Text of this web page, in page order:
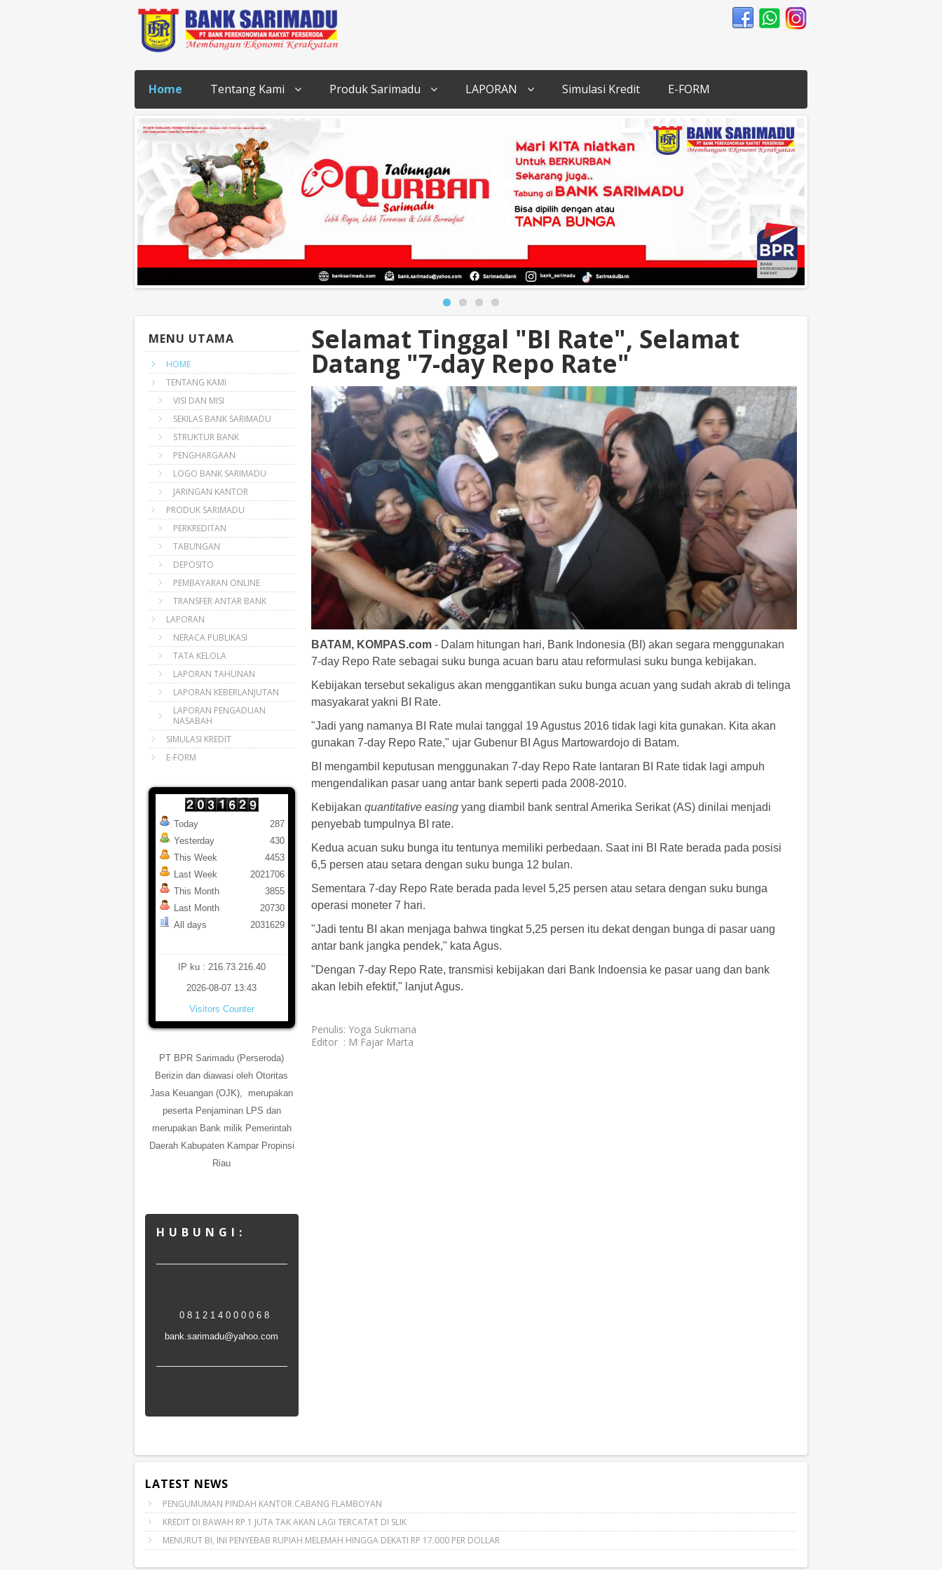
Home Tentang Kami Produk Sarimadu LAPORAN Simulasi Kredit E-FORM
MENU UTAMA
HOME
TENTANG KAMI
VISI DAN MISI
SEKILAS BANK SARIMADU
STRUKTUR BANK
PENGHARGAAN
LOGO BANK SARIMADU
JARINGAN KANTOR
PRODUK SARIMADU
PERKREDITAN
TABUNGAN
DEPOSITO
PEMBAYARAN ONLINE
TRANSFER ANTAR BANK
LAPORAN
NERACA PUBLIKASI
TATA KELOLA
LAPORAN TAHUNAN
LAPORAN KEBERLANJUTAN
LAPORAN PENGADUAN
NASABAH
SIMULASI KREDIT
E-FORM
Today
Yesterday
This Week
Last Week
This Month
Last Month
All days
287
430
4453
2021706
3855
20730
2031629
IP ku : 216.73.216.40
2026-08-07 13:43
Visitors Counter
PT BPR Sarimadu (Perseroda)
Berizin dan diawasi oleh Otoritas
Jasa Keuangan (OJK), merupakan
peserta Penjaminan LPS dan
merupakan Bank milik Pemerintah
Daerah Kabupaten Kampar Propinsi
Riau
H U B U N G I :
0 8 1 2 1 4 0 0 0 0 6 8
bank.sarimadu@yahoo.com
Selamat Tinggal "BI Rate", Selamat
Datang "7-day Repo Rate"
BATAM, KOMPAS.com - Dalam hitungan hari, Bank Indonesia (BI) akan segara menggunakan
7-day Repo Rate sebagai suku bunga acuan baru atau reformulasi suku bunga kebijakan.
Kebijakan tersebut sekaligus akan menggantikan suku bunga acuan yang sudah akrab di telinga
masyakarat yakni BI Rate.
"Jadi yang namanya BI Rate mulai tanggal 19 Agustus 2016 tidak lagi kita gunakan. Kita akan
gunakan 7-day Repo Rate," ujar Gubenur BI Agus Martowardojo di Batam.
BI mengambil keputusan menggunakan 7-day Repo Rate lantaran BI Rate tidak lagi ampuh
mengendalikan pasar uang antar bank seperti pada 2008-2010.
Kebijakanquantitative easing yang diambil bank sentral Amerika Serikat (AS) dinilai menjadi
penyebab tumpulnya BI rate.
Kedua acuan suku bunga itu tentunya memiliki perbedaan. Saat ini BI Rate berada pada posisi
6,5 persen atau setara dengan suku bunga 12 bulan.
Sementara 7-day Repo Rate berada pada level 5,25 persen atau setara dengan suku bunga
operasi moneter 7 hari.
"Jadi tentu BI akan menjaga bahwa tingkat 5,25 persen itu dekat dengan bunga di pasar uang
antar bank jangka pendek," kata Agus.
"Dengan 7-day Repo Rate, transmisi kebijakan dari Bank Indoensia ke pasar uang dan bank
akan lebih efektif," lanjut Agus.
Penulis: Yoga Sukmana
Editor : M Fajar Marta
LATEST NEWS
PENGUMUMAN PINDAH KANTOR CABANG FLAMBOYAN
KREDIT DI BAWAH RP 1 JUTA TAK AKAN LAGI TERCATAT DI SLIK
MENURUT BI, INI PENYEBAB RUPIAH MELEMAH HINGGA DEKATI RP 17.000 PER DOLLAR